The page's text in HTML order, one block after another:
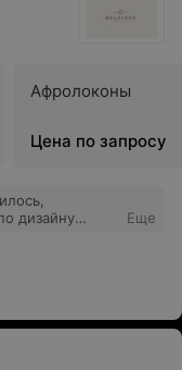
Афролоконы
Цена по запросу
дизайну
Еще